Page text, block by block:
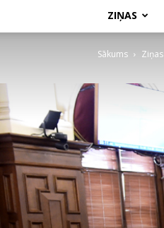
ZIŅAS
Sākums Ziņas